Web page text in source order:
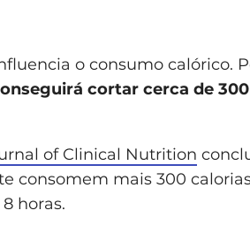
o consumo calórico.
cortar cerca de
of Clinical Nutrition
consomem mais 300
horas.